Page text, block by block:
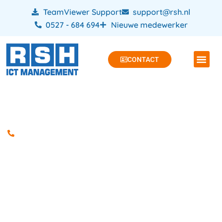
TeamViewer Support
support@rsh.nl
0527 - 684 694
Nieuwe medewerker
CONTACT